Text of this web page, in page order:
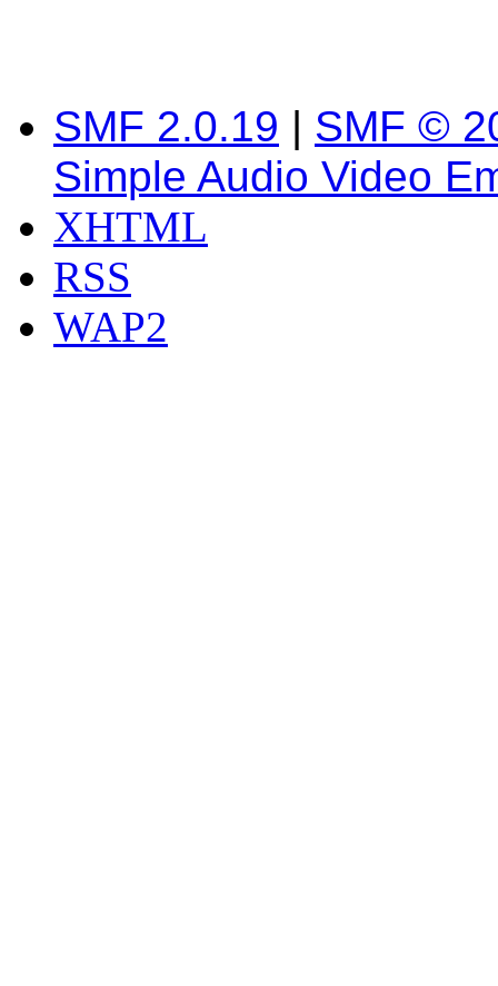
SMF 2.0.19 | SMF ©
Simple Audio Video
XHTML
RSS
WAP2